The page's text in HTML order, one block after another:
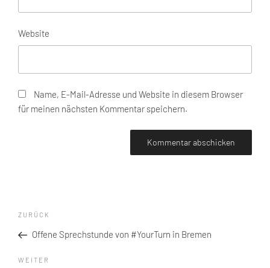
Website
Name, E-Mail-Adresse und Website in diesem Browser
für meinen nächsten Kommentar speichern.
Beitragsnavigation
Vorheriger
Beitrag
ZURÜCK
Offene Sprechstunde von #YourTurn in Bremen
Nächster
WEITER